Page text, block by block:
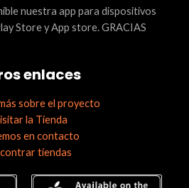
nuestra app para dispositivos
Store y App store. GRACIAS
enlaces
sobre el proyecto
la Tienda
en contacto
tiendas